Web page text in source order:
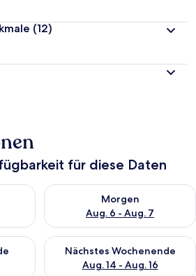
(12)
für diese Daten
für heute Nacht, Aug. 5 - Aug. 6.
Morgen
Aug. 6 - Aug. 7
Überprüfe die Verfügbarkeit
für dieses Wochenende, Aug. 7
Nächstes Wochenende
Aug. 14 - Aug. 16
Überprüfe die Verfügbarkeit